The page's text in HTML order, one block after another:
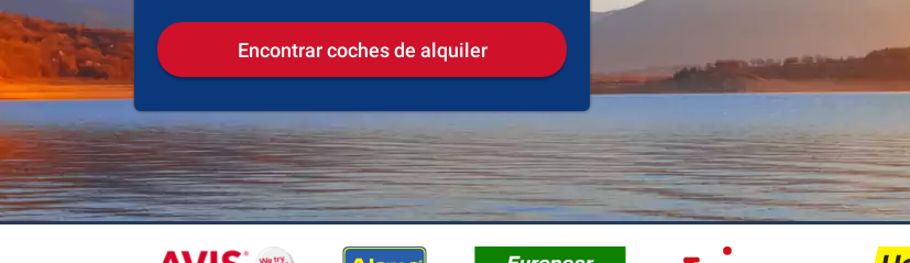
Encontrar coches de alquiler